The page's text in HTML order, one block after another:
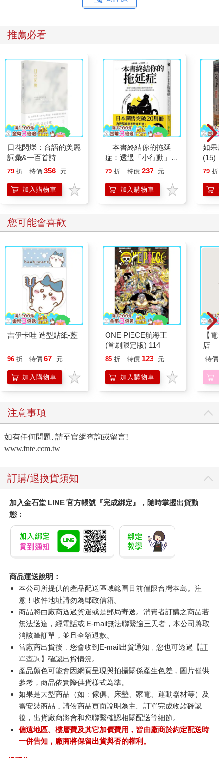
推薦必看
日花閃爍：台語的美麗
詞彙&一百首詩
79 折 特價 356 元
加入購物車
一本書終結你的拖延
症：透過「小行動」打
開大腦的行動開關，懶
的37個科學方法
79 折 特價 237 元
加入購物車
如
(15)
貓
79 折
您可能會喜歡
吉伊卡哇 造型貼紙-藍
96 折 特價 67 元
加入購物車
ONE PIECE航海王
(首刷限定版) 114
85 折 特價 123 元
加入購物車
【
店
特價
注意事項
如有任何問題, 請至官網查詢或留言!
www.fnte.com.tw
訂購/退換貨須知
加入金石堂 LINE 官方帳號『完成綁定』，隨時掌握出貨動
態：
商品運送說明：
本公司所提供的產品配送區域範圍目前僅限台灣本島。注
意！收件地址請勿為郵政信箱。
商品將由廠商透過貨運或是郵局寄送。消費者訂購之商品若
無法送達，經電話或 E-mail無法聯繫逾三天者，本公司將取
消該筆訂單，並且全額退款。
當廠商出貨後，您會收到E-mail出貨通知，您也可透過【訂
單查詢】確認出貨情況。
產品顏色可能會因網頁呈現與拍攝關係產生色差，圖片僅供
參考，商品依實際供貨樣式為準。
如果是大型商品（如：傢俱、床墊、家電、運動器材等）及
需安裝商品，請依商品頁面說明為主。訂單完成收款確認
後，出貨廠商將會和您聯繫確認相關配送等細節。
偏遠地區、樓層費及其它加價費用，皆由廠商於約定配送時
一併告知，廠商將保留出貨與否的權利。